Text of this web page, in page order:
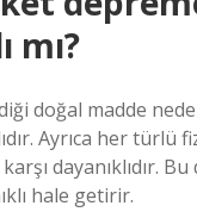
mı?
doğal madde
Ayrıca her türlü
dayanıklıdır. Bu
hale getirir.